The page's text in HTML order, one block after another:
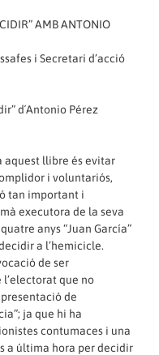
AMB ANTONIO
i Secretari d’acció
d´Antonio Pérez
aquest llibre és evitar
i voluntariós,
tan important i
executora de la seva
anys “Juan García”
a l’hemicicle.
de ser
que no
de
ja que hi ha
contumaces i una
a última hora per decidir